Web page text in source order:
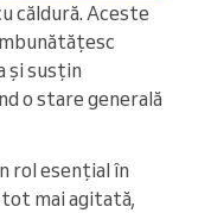
căldură. Aceste
și susțin
o stare generală
rol esențial în
mai agitată,